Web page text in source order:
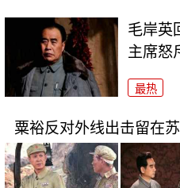
毛岸英
主席怒
最热
粟裕反对外线出击留在